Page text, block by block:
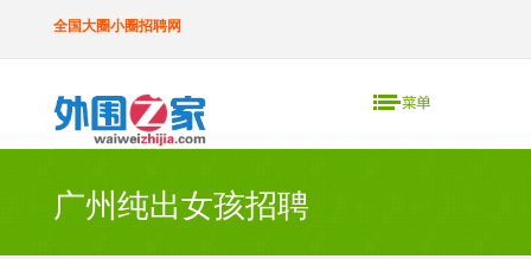
全国大圈小圈招聘网
广州纯出女孩招聘